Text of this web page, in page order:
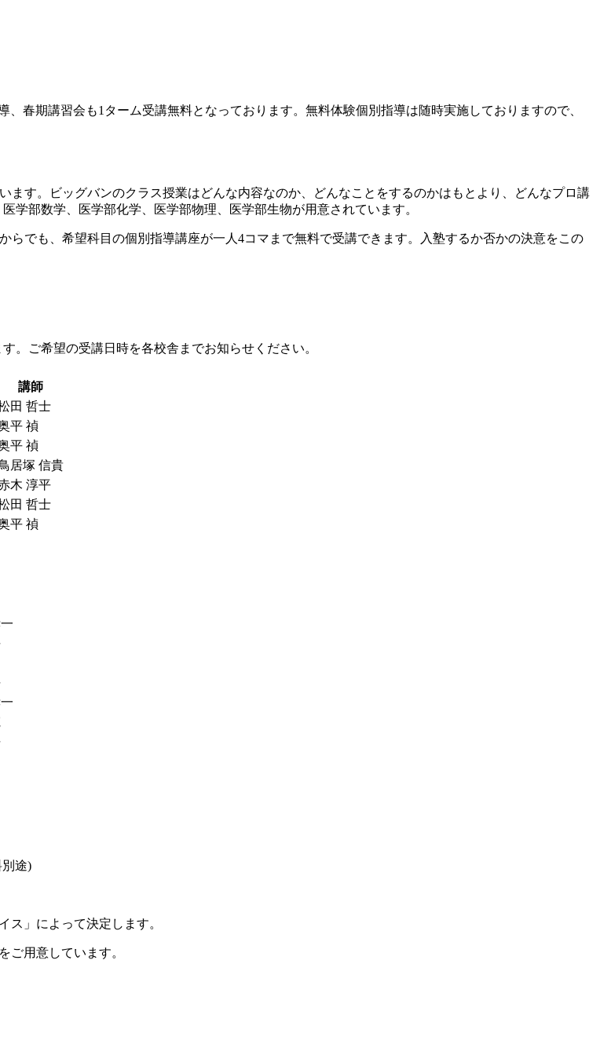
春期講習会も1ターム受講無料となっております。 無料体験個別指導は随時実施しておりますので、
ます。
ビッグバンのクラス授業はどんな内容なのか、どんなことをするのかはもとより、どんなプロ講
学部数学、医学部化学、医学部物理、医学部生物が用意されています。
らでも、 希望科目の個別指導講座が一人4コマまで無料で受講できます。
入塾するか否かの決意をこの
。ご希望の受講日時を各校舎までお知らせください。
講師
田 哲士
平 禎
平 禎
居塚 信貴
木 淳平
田 哲士
平 禎
途)​
ス」によって決定します。​
ご用意しています。​